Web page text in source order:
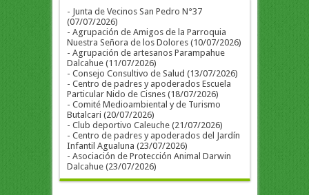
- Junta de Vecinos San Pedro N°37
(07/07/2026)
- Agrupación de Amigos de la Parroquia
Nuestra Señora de los Dolores (10/07/2026)
- Agrupación de artesanos Parampahue
Dalcahue (11/07/2026)
- Consejo Consultivo de Salud (13/07/2026)
- Centro de padres y apoderados Escuela
Particular Nido de Cisnes (18/07/2026)
- Comité Medioambiental y de Turismo
Butalcari (20/07/2026)
- Club deportivo Caleuche (21/07/2026)
- Centro de padres y apoderados del Jardín
Infantil Agualuna (23/07/2026)
- Asociación de Protección Animal Darwin
Dalcahue (23/07/2026)